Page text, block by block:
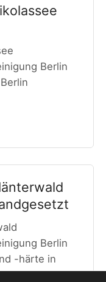
Berlin
Berlin
-härte in